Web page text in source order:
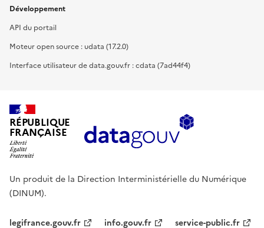
Développement
API du portail
Moteur open source : udata (17.2.0)
Interface utilisateur de data.gouv.fr : cdata (7ad44f4)
RÉPUBLIQUE
FRANÇAISE
Un produit de la Direction Interministérielle du Numérique
(DINUM).
legifrance.gouv.fr info.gouv.fr service-public.fr